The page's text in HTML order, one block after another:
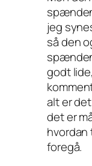
jeg
så den
godt
alt er
det er
hvordan
foregå.